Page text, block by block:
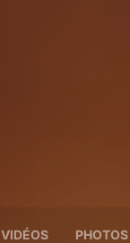
VIDÉOS PHOTOS